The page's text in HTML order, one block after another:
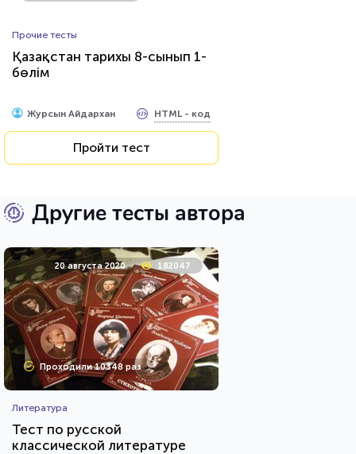
Прочие тесты
Қазақстан тарихы 8-сынып 1-
бөлім
Журсын Айдархан HTML - код
Пройти тест
Другие тесты автора
20 августа 2020 182047
Проходили 10348 раз
Литература
Тест по русской
классической литературе